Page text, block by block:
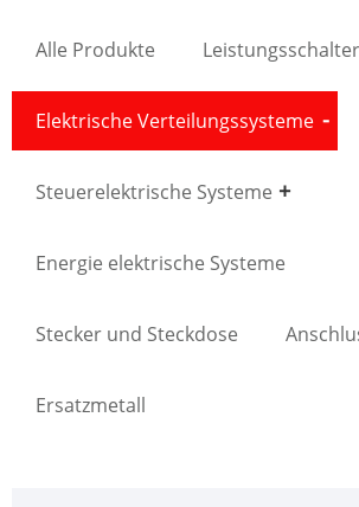
Alle Produkte Leistungsschalter
Elektrische Verteilungssysteme
Steuerelektrische Systeme
Energie elektrische Systeme
Stecker und Steckdose
Ersatzmetall